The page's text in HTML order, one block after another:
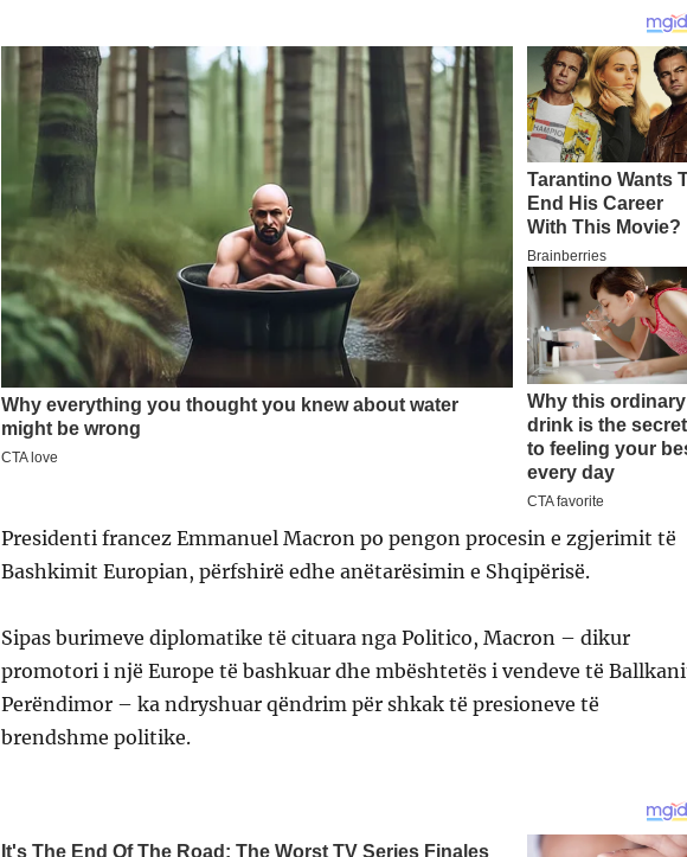
Presidenti francez Emmanuel Macron po pengon procesin e zgjerimit të
Bashkimit Europian, përfshirë edhe anëtarësimin e Shqipërisë.
Sipas burimeve diplomatike të cituara nga Politico, Macron – dikur
promotori i një Europe të bashkuar dhe mbështetës i vendeve të
Perëndimor – ka ndryshuar qëndrim për shkak të presioneve të
brendshme politike.